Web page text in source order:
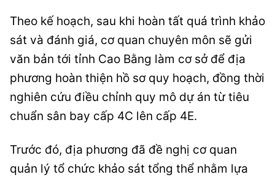
Theo kế hoạch, sau khi hoàn tất quá trình khảo
sát và đánh giá, cơ quan chuyên môn sẽ gửi
văn bản tới tỉnh Cao Bằng làm cơ sở để địa
phương hoàn thiện hồ sơ quy hoạch, đồng thời
nghiên cứu điều chỉnh quy mô dự án từ tiêu
chuẩn sân bay cấp 4C lên cấp 4E.
Trước đó, địa phương đã đề nghị cơ quan
quản lý tổ chức khảo sát tổng thể nhằm lựa